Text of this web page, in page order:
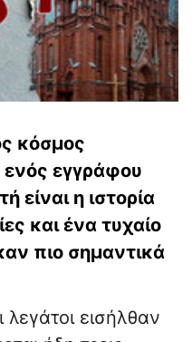
κόσμος
ενός εγγράφου
είναι η ιστορία
και ένα τυχαίο
πιο σημαντικά
εισήλθαν